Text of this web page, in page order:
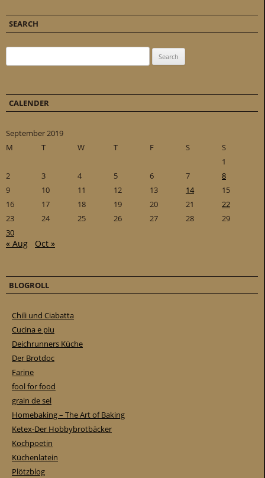
SEARCH
CALENDER
September 2019
M
T W T F S
S
1
2
3 4 5 6 7
8
9
10 11 12 13 14
15
16
17 18 19 20 21
22
23
24 25 26 27 28
29
30
« Aug Oct »
BLOGROLL
Chili und Ciabatta
Cucina e piu
Deichrunners Küche
Der Brotdoc
Farine
fool for food
grain de sel
Homebaking – The Art of Baking
Ketex-Der Hobbybrotbäcker
Kochpoetin
Küchenlatein
Plötzblog